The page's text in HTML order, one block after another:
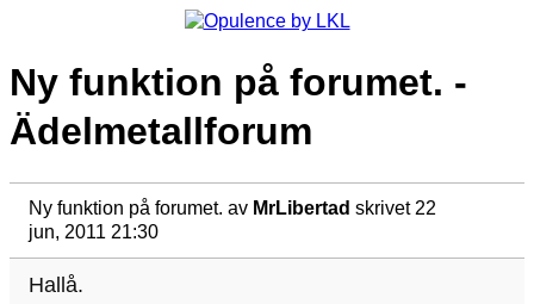
Ny funktion på forumet. -
Ädelmetallforum
Ny funktion på forumet. av MrLibertad skrivet 22
jun, 2011 21:30
Hallå.